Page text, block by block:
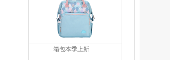
箱包本季上新